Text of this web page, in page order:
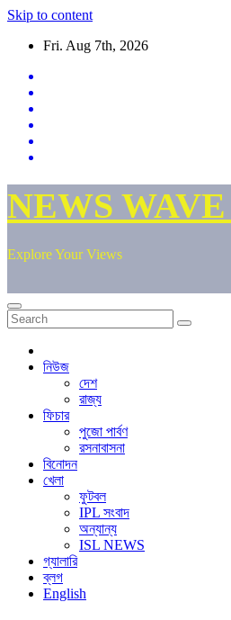
Skip to content
Fri. Aug 7th, 2026
NEWS
Explore Your Views
নিউজ
দেশ
রাজ্য
ফিচার
পুজো পার্বণ
রসনাবাসনা
বিনোদন
খেলা
ফুটবল
IPL সংবাদ
অন্যান্য
ISL NEWS
গ্যালারি
ব্লগ
English